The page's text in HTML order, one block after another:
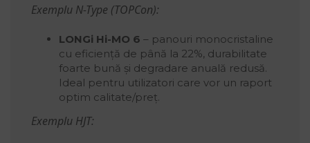
Exemplu N-Type (TOPCon):
LONGi Hi-MO 6 – panouri monocristaline
cu eficiență de până la 22%, durabilitate
foarte bună și degradare anuală redusă.
Ideal pentru utilizatori care vor un raport
optim calitate/preț.
Exemplu HJT: